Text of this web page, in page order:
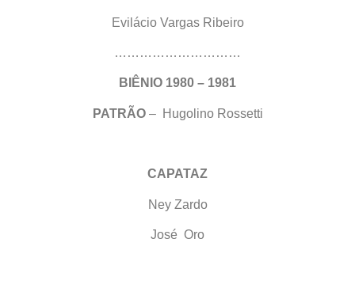
Evilácio Vargas Ribeiro
…………………………
BIÊNIO 1980 – 1981
PATRÃO– Hugolino Rossetti
CAPATAZ
Ney Zardo
José Oro